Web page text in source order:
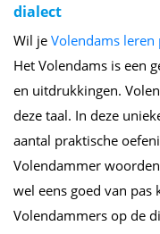
dialect
Wil je Volendams leren
Het Volendams is een
en uitdrukkingen.
deze taal. In deze
aantal praktische
Volendammer
wel eens goed van
Volendammers op de